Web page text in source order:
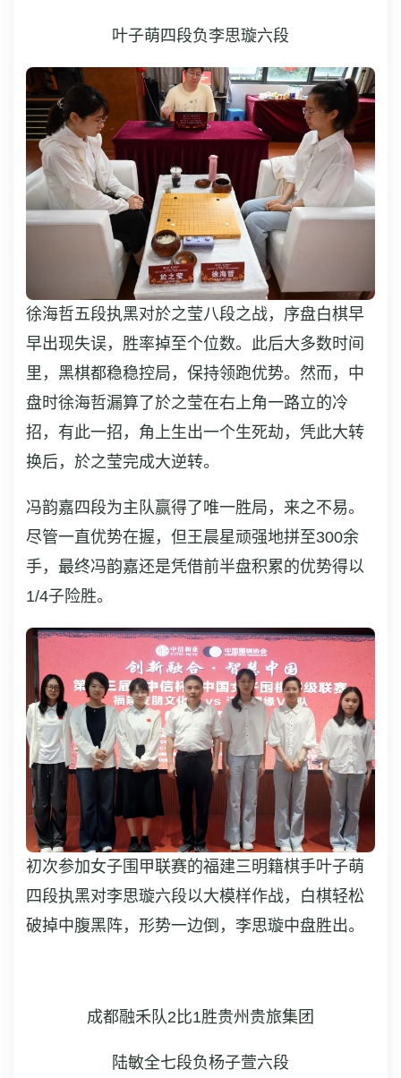
叶子萌四段负李思璇六段
徐海哲五段执黑对於之莹八段之战，序盘白棋早
早出现失误，胜率掉至个位数。此后大多数时间
里，黑棋都稳稳控局，保持领跑优势。然而，中
盘时徐海哲漏算了於之莹在右上角一路立的冷
招，有此一招，角上生出一个生死劫，凭此大转
换后，於之莹完成大逆转。
冯韵嘉四段为主队赢得了唯一胜局，来之不易。
尽管一直优势在握，但王晨星顽强地拼至300余
手，最终冯韵嘉还是凭借前半盘积累的优势得以
1/4子险胜。
初次参加女子围甲联赛的福建三明籍棋手叶子萌
四段执黑对李思璇六段以大模样作战，白棋轻松
破掉中腹黑阵，形势一边倒，李思璇中盘胜出。
成都融禾队2比1胜贵州贵旅集团
陆敏全七段负杨子萱六段